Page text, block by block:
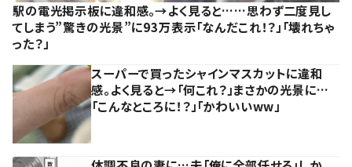
駅の電光掲示板に違和感。→よく見ると……思わず二度見し
てしまう”驚きの光景”に93万表示「なんだこれ！？」「壊れちゃ
った？」
スーパーで買ったシャインマスカットに違和
感。よく見ると→「何これ？」まさかの光景に…
「こんなところに！？」「かわいいww」